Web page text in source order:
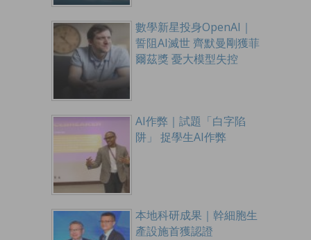
數學新星投身OpenAI｜
誓阻AI滅世 齊默曼剛獲菲
爾茲獎 憂大模型失控
AI作弊｜試題「白字陷
阱」 捉學生AI作弊
本地科研成果｜幹細胞生
產設施首獲認證